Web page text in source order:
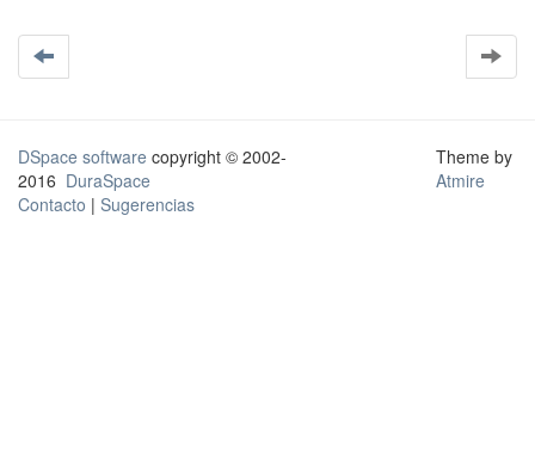
DSpace software copyright © 2002-
2016 DuraSpace
Contacto | Sugerencias
Theme by
Atmire